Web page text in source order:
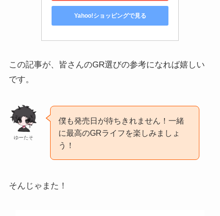
Yahoo!ショッピングで見る
この記事が、皆さんのGR選びの参考になれば嬉しい
です。
ゆーたそ
僕も発売日が待ちきれません！一緒
に最高のGRライフを楽しみましょ
う！
そんじゃまた！